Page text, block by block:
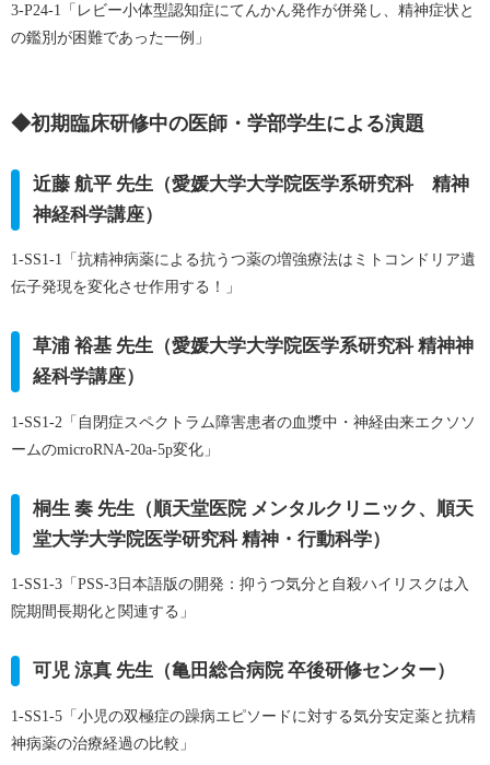
3-P24-1「レビー小体型認知症にてんかん発作が併発し、精神症状と
の鑑別が困難であった一例」
◆初期臨床研修中の医師・学部学生による演題
近藤 航平 先生（愛媛大学大学院医学系研究科 精神
神経科学講座）
1-SS1-1「抗精神病薬による抗うつ薬の増強療法はミトコンドリア遺
伝子発現を変化させ作用する！」
草浦 裕基 先生（愛媛大学大学院医学系研究科 精神神
経科学講座）
1-SS1-2「自閉症スペクトラム障害患者の血漿中・神経由来エクソソ
ームのmicroRNA-20a-5p変化」
桐生 奏 先生（順天堂医院 メンタルクリニック、順天
堂大学大学院医学研究科 精神・行動科学）
1-SS1-3「PSS-3日本語版の開発：抑うつ気分と自殺ハイリスクは入
院期間長期化と関連する」
可児 涼真 先生（亀田総合病院 卒後研修センター）
1-SS1-5「小児の双極症の躁病エピソードに対する気分安定薬と抗精
神病薬の治療経過の比較」